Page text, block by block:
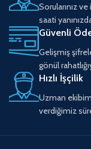
Sorularınız
saati
Güvenli
Gelişmiş
gönül
Hızlı İşçilik
Uzman
verdiğimiz